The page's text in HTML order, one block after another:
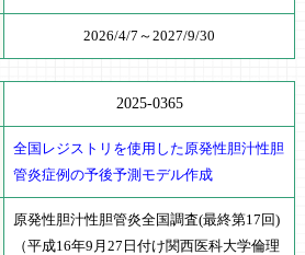
2026/4/7～2027/9/30
2025-0365
全国レジストリを使用した原発性胆汁性胆
管炎症例の予後予測モデル作成
原発性胆汁性胆管炎全国調査(最終第17回)
（平成16年9月27日付け関西医科大学倫理